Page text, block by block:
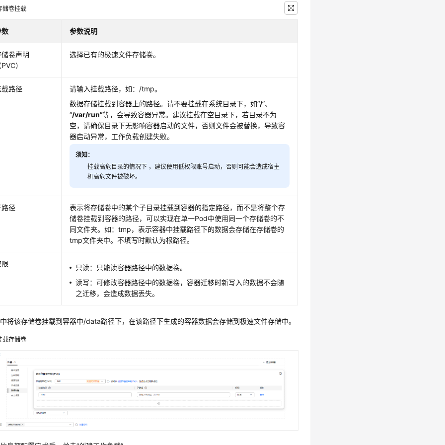
储卷挂载
数 参数说明
储卷声明
）
选择已有的极速文件存储卷。
载路径
请输入挂载路径，如：/tmp。
数据存储挂载到容器上的路径。请不要挂载在系统目录下，如“/”、
“/var/run”等，会导致容器异常。建议挂载在空目录下，若目录不为
空，请确保目录下无影响容器启动的文件，否则文件会被替换，导致容
器启动异常，工作负载创建失败。
须知：
挂载高危目录的情况下 ，建议使用低权限账号启动，否则可能会造成宿主
机高危文件被破坏。
路径
表示将存储卷中的某个子目录挂载到容器的指定路径，而不是将整个存
储卷挂载到容器的路径，可以实现在单一Pod中使用同一个存储卷的不
同文件夹。如：tmp，表示容器中挂载路径下的数据会存储在存储卷的
tmp文件夹中。不填写时默认为根路径。
只读：只能读容器路径中的数据卷。
读写：可修改容器路径中的数据卷，容器迁移时新写入的数据不会随
之迁移，会造成数据丢失。
将该存储卷挂载到容器中/data路径下，在该路径下生成的容器数据会存储到极速文件存储中。
载存储卷